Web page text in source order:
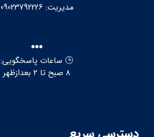
مدیریت: 09023792226
🕒 ساعات پاسخگویی:
۸ صبح تا ۲ بعدازظهر